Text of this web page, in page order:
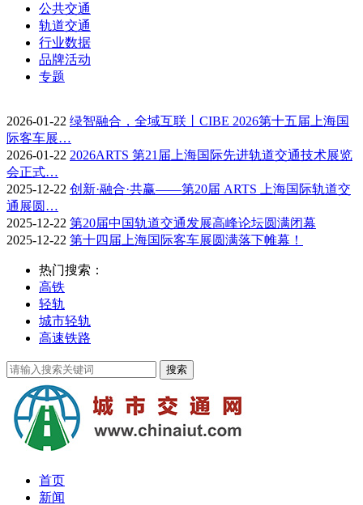
公共交通
轨道交通
行业数据
品牌活动
专题
2026-01-22 绿智融合，全域互联丨CIBE 2026第十五届上海国
际客车展…
2026-01-22 2026ARTS 第21届上海国际先进轨道交通技术展览
会正式…
2025-12-22 创新·融合·共赢——第20届 ARTS 上海国际轨道交
通展圆…
2025-12-22 第20届中国轨道交通发展高峰论坛圆满闭幕
2025-12-22 第十四届上海国际客车展圆满落下帷幕！
热门搜索：
高铁
轻轨
城市轻轨
高速铁路
首页
新闻